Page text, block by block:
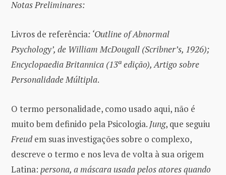
Notas Preliminares:
Livros de referência: ‘Outline of Abnormal
Psychology’, de William McDougall (Scribner’s, 1926);
Encyclopaedia Britannica (13ª edição), Artigo sobre
Personalidade Múltipla.
O termo personalidade, como usado aqui, não é
muito bem definido pela Psicologia. Jung, que seguiu
Freudem suas investigações sobre o complexo,
descreve o termo e nos leva de volta à sua origem
Latina: persona, a máscara usada pelos atores quando